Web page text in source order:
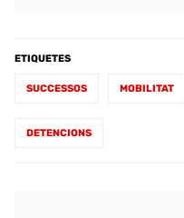
ETIQUETES
SUCCESSOS MOBILITAT
DETENCIONS